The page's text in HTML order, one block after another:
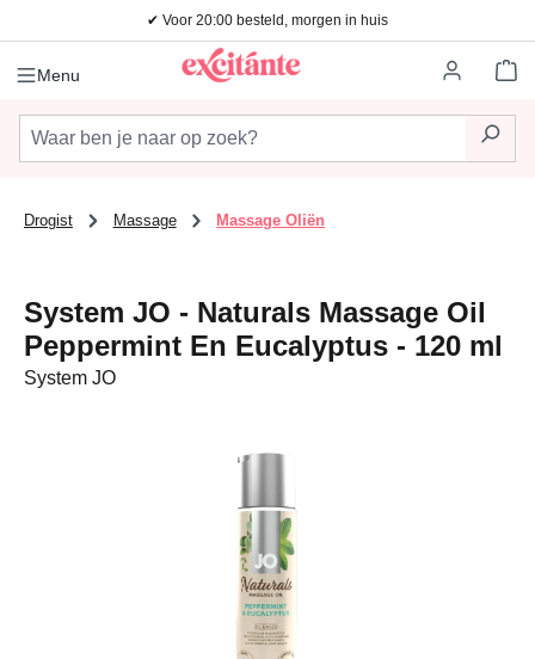
Ga naar de hoofdinhoud✔ Voor 20:00 besteld, morgen in huis
Menu
Drogist Massage Massage Oliën
System JO - Naturals Massage Oil
Peppermint En Eucalyptus - 120 ml
System JO
Afbeeldingengalerij overslaan